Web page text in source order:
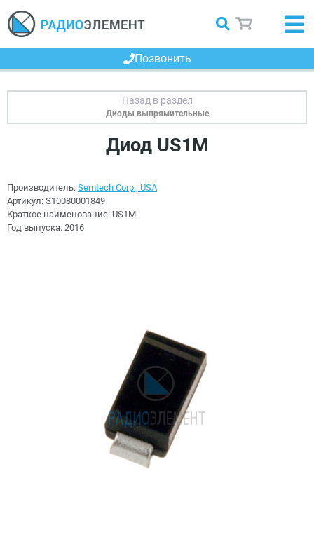
Позвонить
Диоды выпрямительные
Диод US1M
Производитель: Semtech Corp., USA
Артикул: S10080001849
Краткое наименование: US1M
Год выпуска: 2016